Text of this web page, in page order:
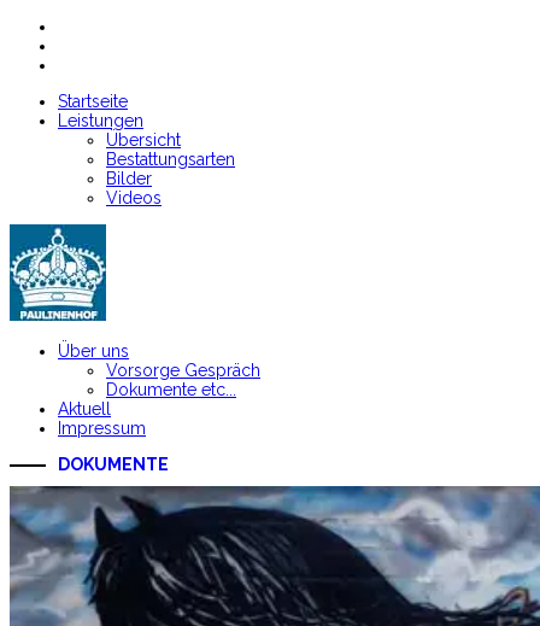
Startseite
Leistungen
Übersicht
Bestattungsarten
Bilder
Videos
Über uns
Vorsorge Gespräch
Dokumente etc...
Aktuell
Impressum
DOKUMENTE